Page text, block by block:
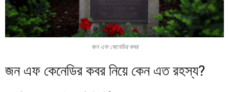
জন এফ কেনেডির কবর
জন এফ কেনেডির কবর নিয়ে কেন এত রহস্য?